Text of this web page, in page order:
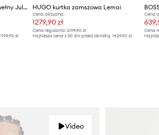
HUGO kurtka z dodatkiem wełny Juliano243F1
1199,90 zł
HUGO kurtka zamszowa Lemai
Cena aktualna:
1279,90 zł
Cena regularna:2199,90 zł
Najniższa cena z 30 dni przed obniżką:1429,90 zł
Cena
Cena
Video